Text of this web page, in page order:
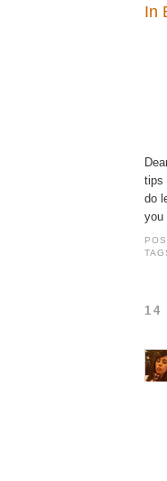
In
tips
do
you
14